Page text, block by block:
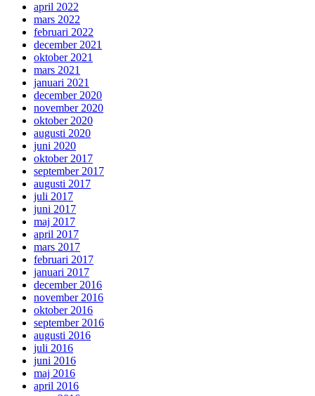
april 2022
mars 2022
februari 2022
december 2021
oktober 2021
mars 2021
januari 2021
december 2020
november 2020
oktober 2020
augusti 2020
juni 2020
oktober 2017
september 2017
augusti 2017
juli 2017
juni 2017
maj 2017
april 2017
mars 2017
februari 2017
januari 2017
december 2016
november 2016
oktober 2016
september 2016
augusti 2016
juli 2016
juni 2016
maj 2016
april 2016